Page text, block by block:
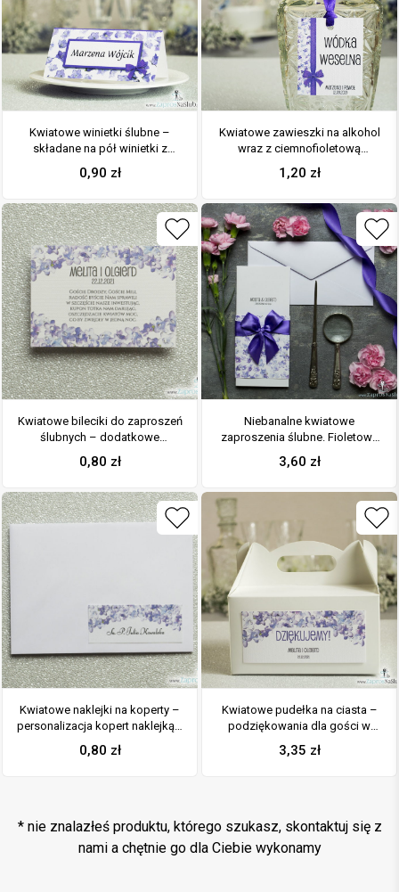
Kwiatowe winietki ślubne –
składane na pół winietki z
fioletowymi kwiatami polnymi,
prostokątem oraz malowaną
0,90 zł
Kwiatowe zawieszki na alkohol
wraz z ciemnofioletową
wstążką i pionowym motywem
polnych kwiatów
1,20 zł
Kwiatowe bileciki do zaproszeń
ślubnych – dodatkowe
karteczki władane do
zaproszeń z polnymi kwiatami
0,80 zł
Niebanalne kwiatowe
zaproszenia ślubne. Fioletowe
kwiaty polne, ciemnofioletowa
wstążka i wnętrze wkładane w
3,60 zł
Kwiatowe naklejki na koperty –
personalizacja kopert naklejką z
polnymi kwiatami
0,80 zł
Kwiatowe pudełka na ciasta –
podziękowania dla gości w
formie pudełek na ciasto z
motywem polnych kwiatów
3,35 zł
* nie znalazłeś produktu, którego szukasz, skontaktuj się z
nami a chętnie go dla Ciebie wykonamy